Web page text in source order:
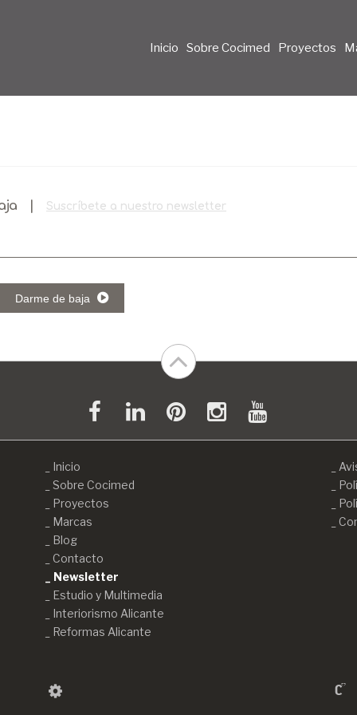
Inicio Sobre Cocimed Proyectos
| Suscríbete a nuestro newsletter
Darme de baja
Inicio
Sobre Cocimed
Proyectos
Marcas
Blog
Contacto
Newsletter
Estudio y Multimedia
Interiorismo Alicante
Reformas Alicante